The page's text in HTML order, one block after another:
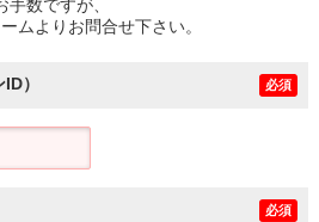
手数ですが、
ムよりお問合せ下さい。
） 必須
必須